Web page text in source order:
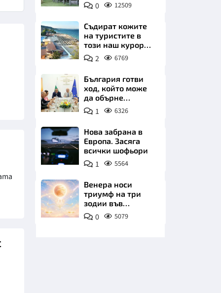
ХРАНА
0 12509
Съдират кожите
на туристите в
този наш курорт.
Шокираща
сметка за обяд на
2 6769
България готви
ход, който може
да обърне
туристическия
сезон
1 6326
Нова забрана в
Европа. Засяга
всички шофьори
1 5564
Венера носи
триумф на три
зодии във
всичките им
начинания до дни
0 5079